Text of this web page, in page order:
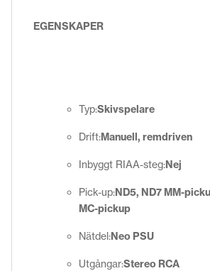
EGENSKAPER
Typ:Skivspelare
Drift:Manuell, remdriven
Inbyggt RIAA-steg:Nej
Pick-up:ND5, ND7 MM-
MC-pickup
Nätdel:Neo PSU
Utgångar:Stereo RCA